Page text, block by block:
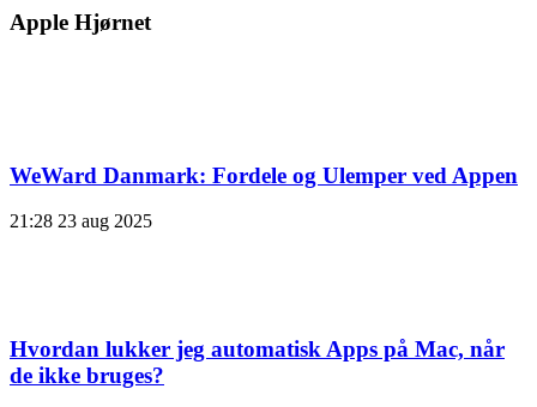
Apple Hjørnet
WeWard Danmark: Fordele og Ulemper ved Appen
21:28 23 aug 2025
Hvordan lukker jeg automatisk Apps på Mac, når
de ikke bruges?